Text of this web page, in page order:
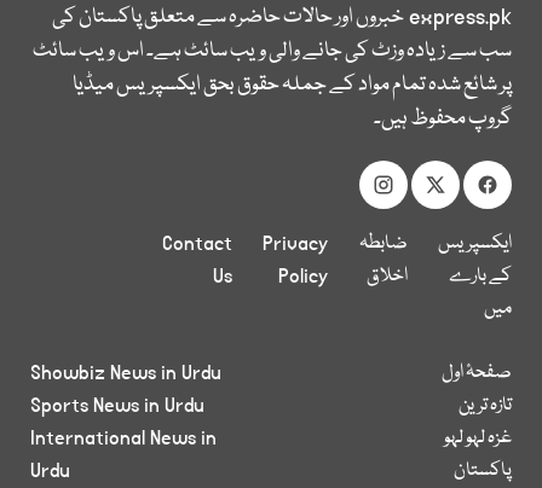
express.pkخبروں اور حالات حاضرہ سے متعلق پاکستان کی
سب سے زیادہ وزٹ کی جانے والی ویب سائٹ ہے۔ اس ویب سائٹ
پر شائع شدہ تمام مواد کے جملہ حقوق بحق ایکسپریس میڈیا
گروپ محفوظ ہیں۔
ایکسپریس
کے بارے
میں
ضابطہ
اخلاق
Privacy
Policy
Contact
Us
صفحۂ اول
تازہ ترین
غزہ لہو لہو
پاکستان
Showbiz News in Urdu
Sports News in Urdu
International News in
Urdu